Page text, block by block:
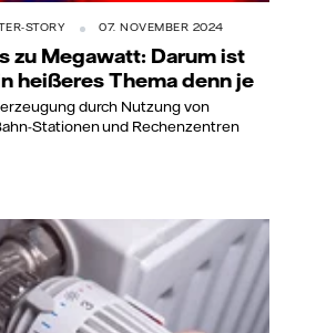
STORY 07. NOVEMBER 2024
zu Megawatt: Darum ist
heißeres Thema denn je
durch Nutzung von
Stationen und Rechenzentren